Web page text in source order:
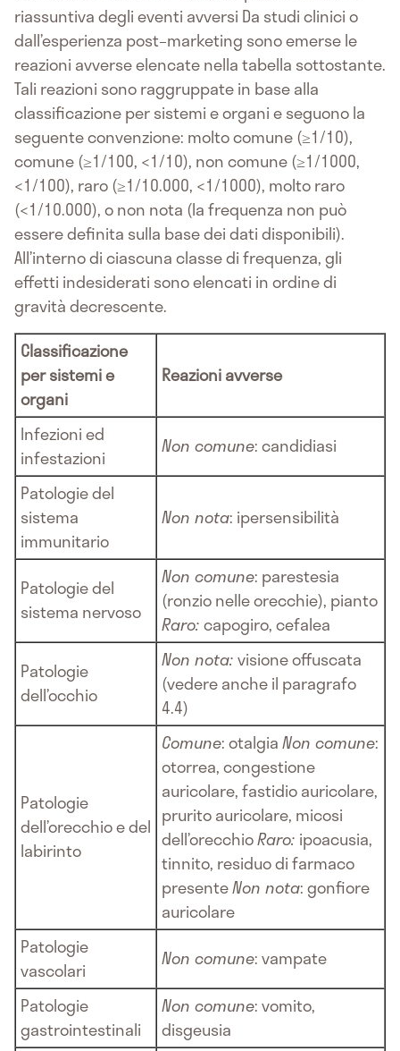
riassuntiva degli eventi avversi Da studi clinici o
dall’esperienza post–marketing sono emerse le
reazioni avverse elencate nella tabella sottostante.
Tali reazioni sono raggruppate in base alla
classificazione per sistemi e organi e seguono la
seguente convenzione: molto comune (≥1/10),
comune (≥1/100, <1/10), non comune (≥1/1000,
<1/100), raro (≥1/10.000, <1/1000), molto raro
(<1/10.000), o non nota (la frequenza non può
essere definita sulla base dei dati disponibili).
All’interno di ciascuna classe di frequenza, gli
effetti indesiderati sono elencati in ordine di
gravità decrescente.
Classificazione
per sistemi e
organi
Reazioni avverse
Infezioni ed
infestazioni
Non comune: candidiasi
Patologie del
sistema
immunitario
Non nota: ipersensibilità
Patologie del
sistema nervoso
Non comune: parestesia
(ronzio nelle orecchie), pianto
Raro:capogiro, cefalea
Patologie
dell’occhio
Non nota:visione offuscata
(vedere anche il paragrafo
4.4)
Patologie
dell’orecchio e del
labirinto
Comune: otalgiaNon comune:
otorrea, congestione
auricolare, fastidio auricolare,
prurito auricolare, micosi
dell’orecchioRaro: ipoacusia,
tinnito, residuo di farmaco
presenteNon nota: gonfiore
auricolare
Patologie
vascolari
Non comune: vampate
Patologie
gastrointestinali
Non comune: vomito,
disgeusia